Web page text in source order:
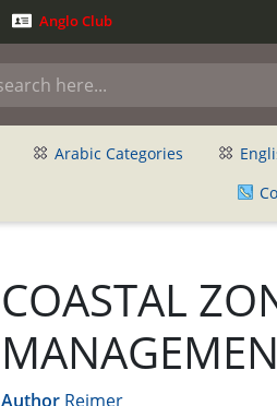
Anglo Club
Arabic Categories
COASTAL
Author Reimer